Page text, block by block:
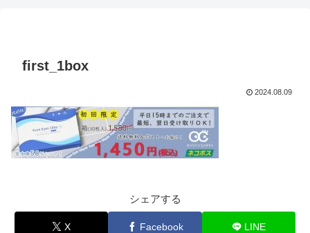
first_1box
2024.08.09
シェアする
X Facebook LINE